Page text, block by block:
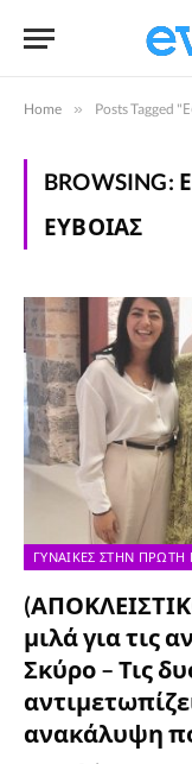
Home » Posts Tagged
BROWSING:
ΕΥΒΟΊΑΣ
ΓΥΝΑΊΚΕΣ ΣΤΗΝ
μιλά για τις
Σκύρο – Τις
ανακάλυψη